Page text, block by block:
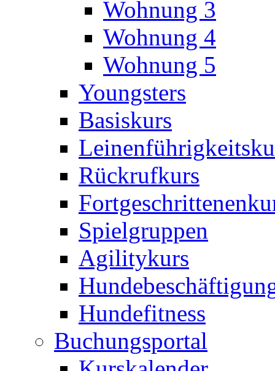
Wohnung 3
Wohnung 4
Wohnung 5
Youngsters
Basiskurs
Rückrufkurs
Spielgruppen
Agilitykurs
Hundefitness
Buchungsportal